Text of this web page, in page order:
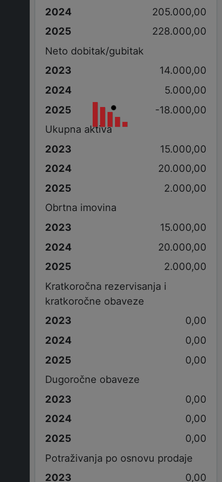
205.000,00
228.000,00
Neto dobitak/gubitak
14.000,00
5.000,00
-18.000,00
Ukupna aktiva
15.000,00
20.000,00
2.000,00
Obrtna imovina
15.000,00
20.000,00
2.000,00
Kratkoročna rezervisanja i
kratkoročne obaveze
0,00
0,00
0,00
Dugoročne obaveze
0,00
0,00
0,00
Potraživanja po osnovu prodaje
0,00